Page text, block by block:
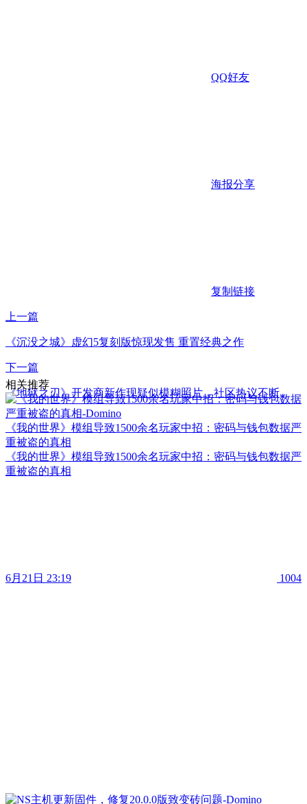
QQ好友
海报分享
复制链接
上一篇
《沉没之城》虚幻5复刻版惊现发售 重置经典之作
下一篇
《地狱之刃》开发商新作现疑似模糊照片，社区热议不断
相关推荐
《我的世界》模组导致1500余名玩家中招：密码与钱包数据严
重被盗的真相
《我的世界》模组导致1500余名玩家中招：密码与钱包数据严
重被盗的真相
6月21日 23:19 1004